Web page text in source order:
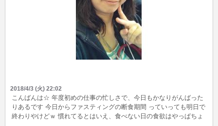
2018/4/3 (火) 22:02
こんばんは☆ 年度初めの仕事の忙しさで、今日もかなりがんばった
りあるです 今日からファスティングの断食期間 っていっても明日で
終わりやけどｗ 慣れてるとはいえ、食べない日の食欲はやっぱちょ